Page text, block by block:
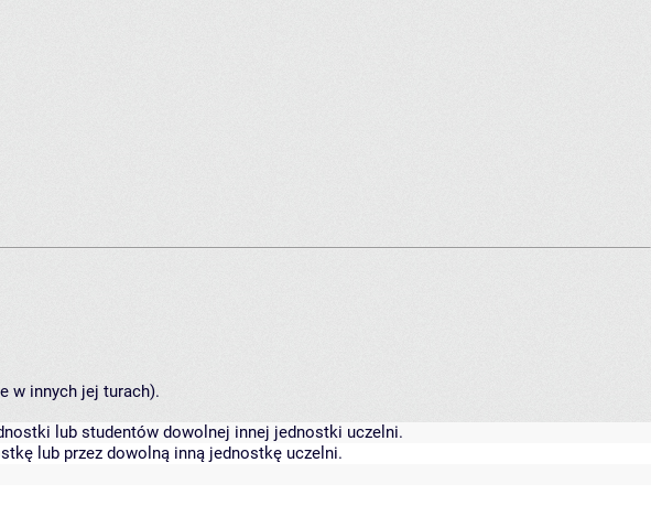
w innych jej turach).
lub studentów dowolnej innej jednostki uczelni.
lub przez dowolną inną jednostkę uczelni.